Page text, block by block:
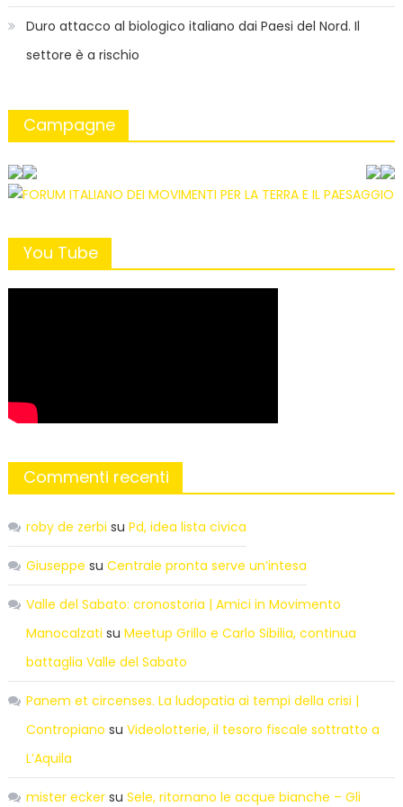
Duro attacco al biologico italiano dai Paesi del Nord. Il
settore è a rischio
Campagne
You Tube
Commenti recenti
roby de zerbi su Pd, idea lista civica
Giuseppe su Centrale pronta serve un’intesa
Valle del Sabato: cronostoria | Amici in Movimento
Manocalzati su Meetup Grillo e Carlo Sibilia, continua
battaglia Valle del Sabato
Panem et circenses. La ludopatia ai tempi della crisi |
Contropiano su Videolotterie, il tesoro fiscale sottratto a
L’Aquila
mister eckersu Sele, ritornano le acque bianche – Gli